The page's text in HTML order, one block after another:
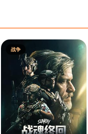
战争